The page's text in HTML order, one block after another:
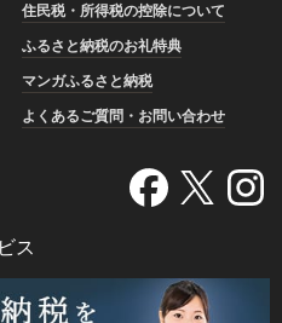
住民税・所得税の控除について
ふるさと納税のお礼特典
マンガふるさと納税
よくあるご質問・お問い合わせ
ス